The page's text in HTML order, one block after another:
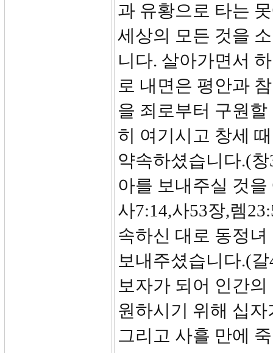
과 유황으로 타는
세상의 모든 것을
니다. 살아가면서
로 내면은 평안과
을 죄로부터 구원
히 여기시고 창세
약속하셨습니다.(
아를 보내주실 것을
사7:14,사53장,렘
속하신 대로 동정
보내주셨습니다.(
보자가 되어 인간
원하시기 위해 십
그리고 사흘 만에